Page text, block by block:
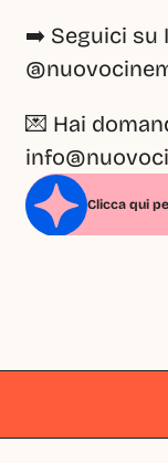
➡️﻿ Seguici su
💌﻿ Hai
Clicca qui